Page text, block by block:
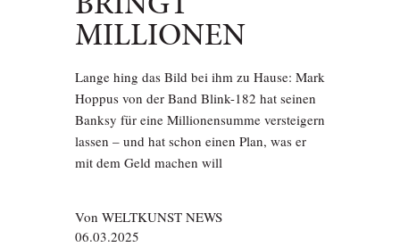
MILLIONEN
Lange hing das Bild bei ihm zu Hause: Mark
Hoppus von der Band Blink-182 hat seinen
Banksy für eine Millionensumme versteigern
lassen – und hat schon einen Plan, was er
mit dem Geld machen will
Von WELTKUNST NEWS
06.03.2025